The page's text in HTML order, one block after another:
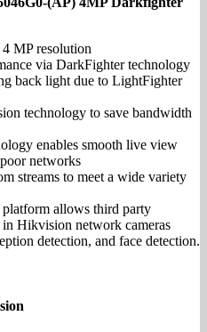
MP resolution
via DarkFighter technology
back light due to LightFighter
technology to save bandwidth
enables smooth live view
networks
streams to meet a wide variety
allows third party
Hikvision network cameras
detection, and face detection.